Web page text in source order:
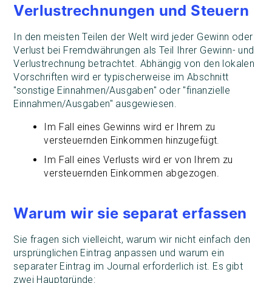
Verlustrechnungen und Steuern
In den meisten Teilen der Welt wird jeder Gewinn oder
Verlust bei Fremdwährungen als Teil Ihrer Gewinn- und
Verlustrechnung betrachtet. Abhängig von den lokalen
Vorschriften wird er typischerweise im Abschnitt
"sonstige Einnahmen/Ausgaben" oder "finanzielle
Einnahmen/Ausgaben" ausgewiesen.
Im Fall eines Gewinns wird er Ihrem zu
versteuernden Einkommen hinzugefügt.
Im Fall eines Verlusts wird er von Ihrem zu
versteuernden Einkommen abgezogen.
Warum wir sie separat erfassen
Sie fragen sich vielleicht, warum wir nicht einfach den
ursprünglichen Eintrag anpassen und warum ein
separater Eintrag im Journal erforderlich ist. Es gibt
zwei Hauptgründe: